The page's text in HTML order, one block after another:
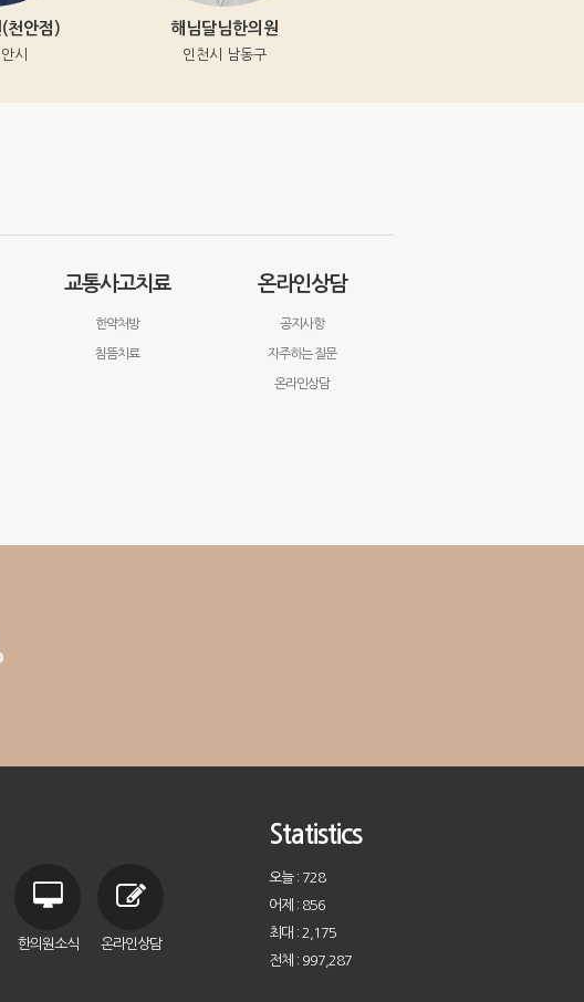
) 해님달님한의원
인천시 남동구
교통사고치료
한약처방
침뜸치료
온라인상담
공지사항
자주하는 질문
온라인상담
한의원소식 온라인상담
Statistics
오늘 : 728
어제 : 856
최대 : 2,175
전체 : 997,287